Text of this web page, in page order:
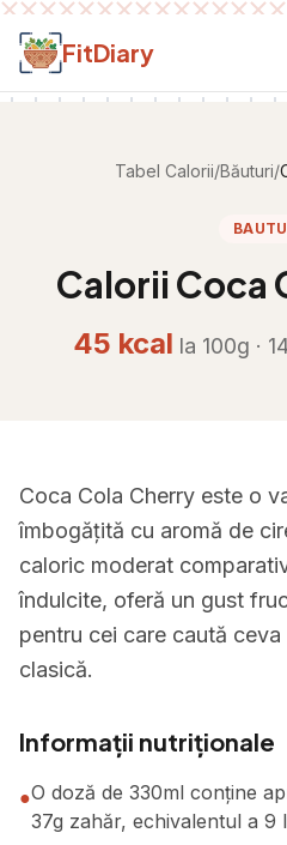
Salt la conținut
FitDiary
Tabel Calorii/Băuturi/
Calorii Coca
45 kcal la 100g ·
Coca Cola Cherry este o
îmbogățită cu aromă de
caloric moderat
îndulcite, oferă un gust
pentru cei care caută
clasică.
Informații nutriționale
●O doză de 330ml conține
37g zahăr, echivalentul a 9